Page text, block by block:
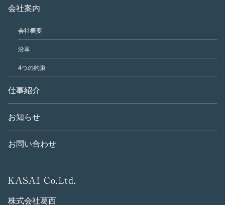
株式会社葛西
会社案内
会社概要
沿革
4つの約束
仕事紹介
お知らせ
お問い合わせ